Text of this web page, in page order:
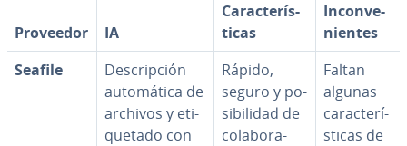
Proveedor IA
Ca­ra­c­te­rí­s­
ti­cas
In­co­n­ve­
nie­n­tes
Seafile
De­s­cri­p­ción
au­to­má­ti­ca de
archivos y eti­
que­ta­do con
Rápido,
seguro y po­
si­bi­li­dad de
co­la­bo­ra­
Faltan
algunas
ca­ra­c­te­rí­
s­ti­cas de